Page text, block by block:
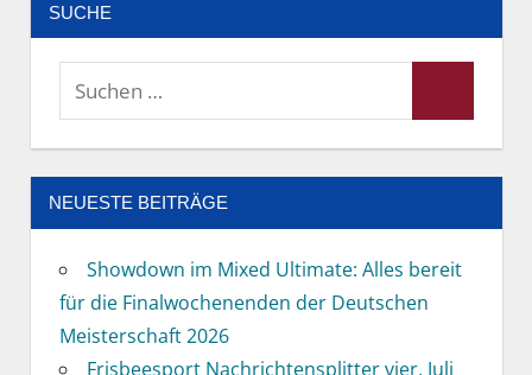
SUCHE
Suchen
NEUESTE BEITRÄGE
Showdown im Mixed Ultimate: Alles bereit
für die Finalwochenenden der Deutschen
Meisterschaft 2026
Frisbeesport Nachrichtensplitter vier, Juli